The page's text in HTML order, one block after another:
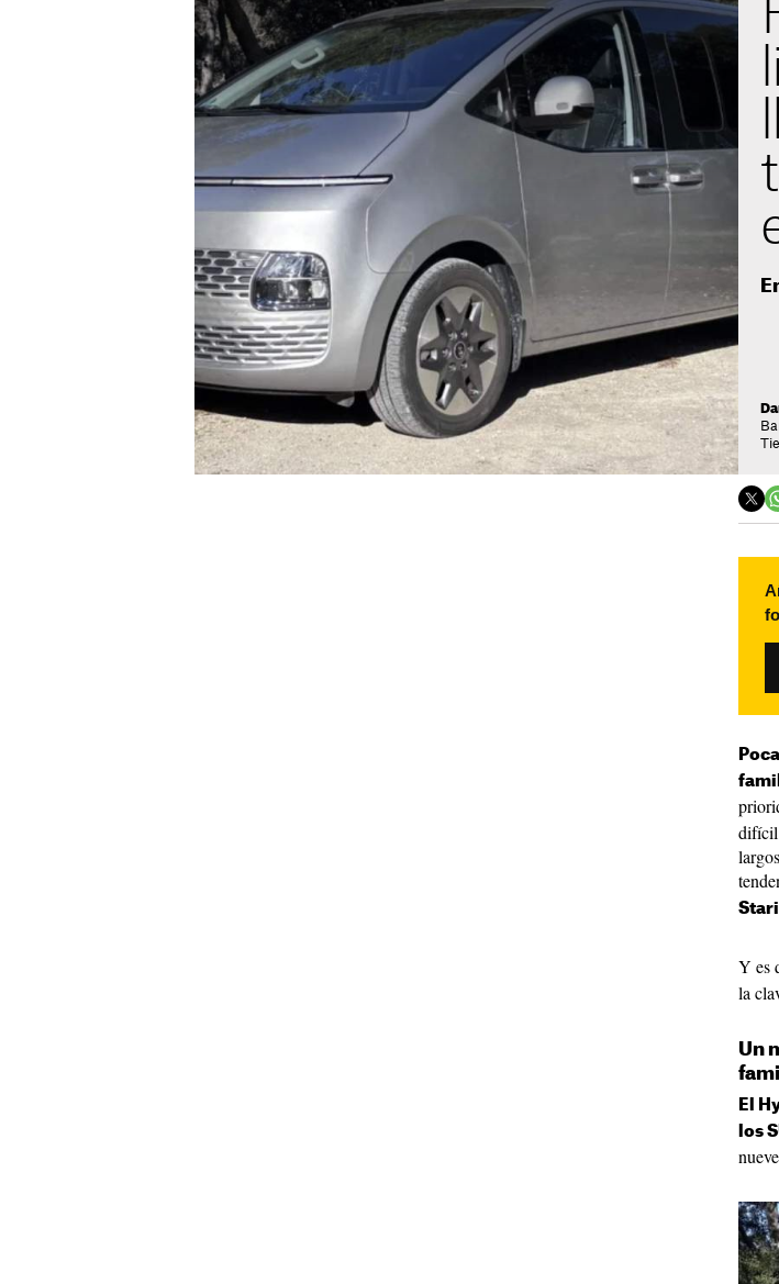
difícil
Y es
la
Un
El
los